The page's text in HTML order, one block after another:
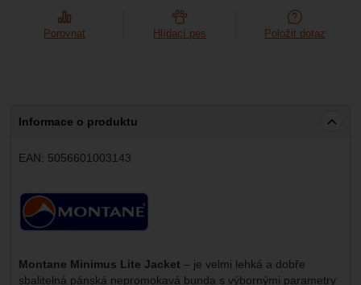
Porovnat Hlídací pes Položit dotaz
Informace o produktu
EAN: 5056601003143
Montane Minimus Lite Jacket – je velmi lehká a dobře
sbalitelná pánská nepromokavá bunda s výbornými parametry